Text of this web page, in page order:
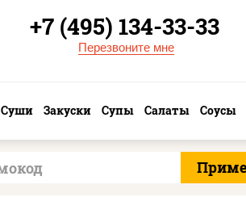
+7 (495) 134-33-33
Перезвоните мне
Суши Закуски Супы Салаты Соусы